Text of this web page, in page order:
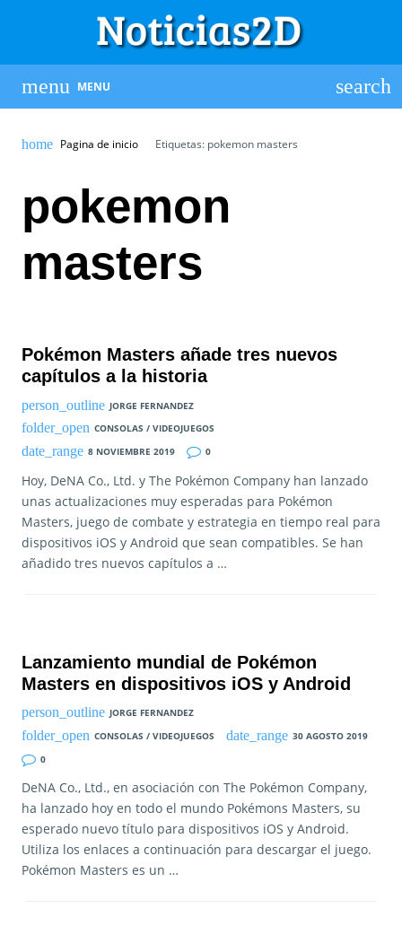
MENU
Pagina de inicio Etiquetas: pokemon masters
pokemon
masters
Pokémon Masters añade tres nuevos
capítulos a la historia
JORGE FERNANDEZ
CONSOLAS / VIDEOJUEGOS
8 NOVIEMBRE 2019
0
Hoy, DeNA Co., Ltd. y The Pokémon Company han lanzado
unas actualizaciones muy esperadas para Pokémon
Masters, juego de combate y estrategia en tiempo real para
dispositivos iOS y Android que sean compatibles. Se han
añadido tres nuevos capítulos a …
Lanzamiento mundial de Pokémon
Masters en dispositivos iOS y Android
JORGE FERNANDEZ
CONSOLAS / VIDEOJUEGOS
30 AGOSTO 2019
0
DeNA Co., Ltd., en asociación con The Pokémon Company,
ha lanzado hoy en todo el mundo Pokémons Masters, su
esperado nuevo título para dispositivos iOS y Android.
Utiliza los enlaces a continuación para descargar el juego.
Pokémon Masters es un …